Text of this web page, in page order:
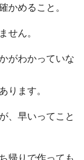
かめること。
せん。
がわかっていな
ります。
、早いってこと
帰りで作っても